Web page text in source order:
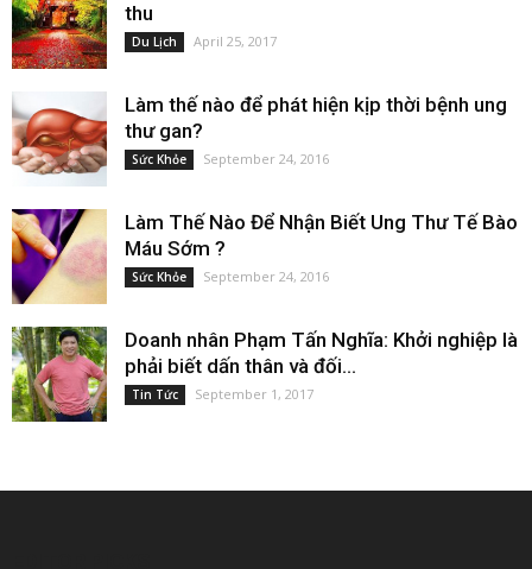
thu
Du Lịch April 25, 2017
Làm thế nào để phát hiện kịp thời bệnh ung
thư gan?
Sức Khỏe September 24, 2016
Làm Thế Nào Để Nhận Biết Ung Thư Tế Bào
Máu Sớm ?
Sức Khỏe September 24, 2016
Doanh nhân Phạm Tấn Nghĩa: Khởi nghiệp là
phải biết dấn thân và đối...
Tin Tức September 1, 2017